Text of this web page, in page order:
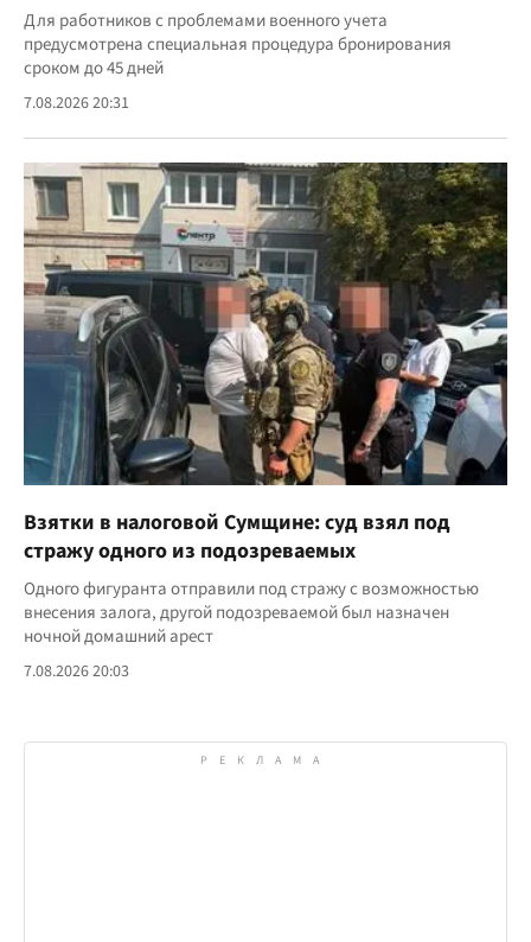
Для работников с проблемами военного учета
предусмотрена специальная процедура бронирования
сроком до 45 дней
7.08.2026 20:31
Взятки в налоговой Сумщине: суд взял под
стражу одного из подозреваемых
Одного фигуранта отправили под стражу с возможностью
внесения залога, другой подозреваемой был назначен
ночной домашний арест
7.08.2026 20:03